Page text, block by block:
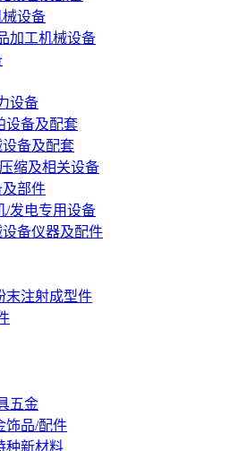
设备
加工机械设备
设备
设备及配套
备及配套
缩及相关设备
部件
/发电专用设备
备仪器及配件
末注射成型件
五金
饰品/配件
种新材料